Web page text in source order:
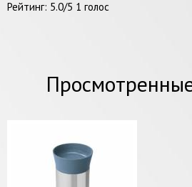
Рейтинг: 5.0/5 1 голос